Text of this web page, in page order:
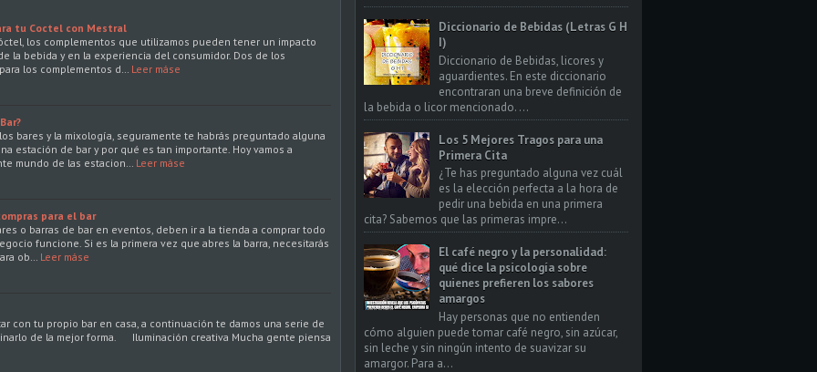
tu Coctel con Mestral
los complementos que utilizamos pueden tener un impacto
la bebida y en la experiencia del consumidor. Dos de los
los complementos d…
Leer máse
bares y la mixología, seguramente te habrás preguntado alguna
estación de bar y por qué es tan importante. Hoy vamos a
mundo de las estacion…
Leer máse
para el bar
o barras de bar en eventos, deben ir a la tienda a comprar todo
funcione. Si es la primera vez que abres la barra, necesitarás
ob…
Leer máse
con tu propio bar en casa, a continuación te damos una serie de
de la mejor forma. Iluminación creativa Mucha gente piensa
Diccionario de Bebidas (Letras G H
I)
Diccionario de Bebidas, licores y
aguardientes. En este diccionario
encontraran una breve definición de
la bebida o licor mencionado. ...
Los 5 Mejores Tragos para una
Primera Cita
¿Te has preguntado alguna vez cuál
es la elección perfecta a la hora de
pedir una bebida en una primera
cita? Sabemos que las primeras impre...
El café negro y la personalidad:
qué dice la psicología sobre
quienes prefieren los sabores
amargos
Hay personas que no entienden
cómo alguien puede tomar café negro, sin azúcar,
sin leche y sin ningún intento de suavizar su
amargor. Para a...